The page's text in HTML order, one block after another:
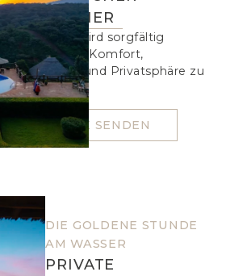
SUNDOWNER
Jedes Detail wird sorgfältig
arrangiert, um Komfort,
Authentizität und Privatsphäre zu
gewährleisten.
ANFRAGE SENDEN
DIE GOLDENE STUNDE
AM WASSER
PRIVATE